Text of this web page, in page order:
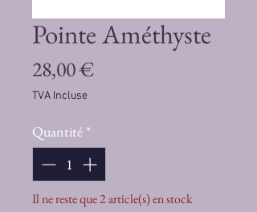
Pointe Améthyste
28,00 €Prix
TVA Incluse
Quantité *
Il ne reste que 2 article(s) en stock